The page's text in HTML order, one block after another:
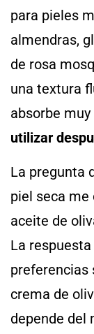
para pieles
almendras,
de rosa
una textura
absorbe
utilizar
La pregunta
piel seca me
aceite de
La
preferencias
crema de
depende del